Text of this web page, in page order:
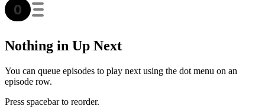
Nothing in Up Next
You can queue episodes to play next using the dot menu on an
episode row.
Press spacebar to reorder.